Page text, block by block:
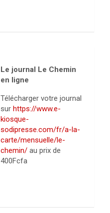
Le journal Le Chemin
en ligne
Télécharger votre journal
sur https://www.e-
kiosque-
sodipresse.com/fr/a-la-
carte/mensuelle/le-
chemin/au prix de
400Fcfa